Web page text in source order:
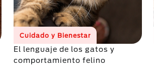
Cuidado y Bienestar
El lenguaje de los gatos y
comportamiento felino